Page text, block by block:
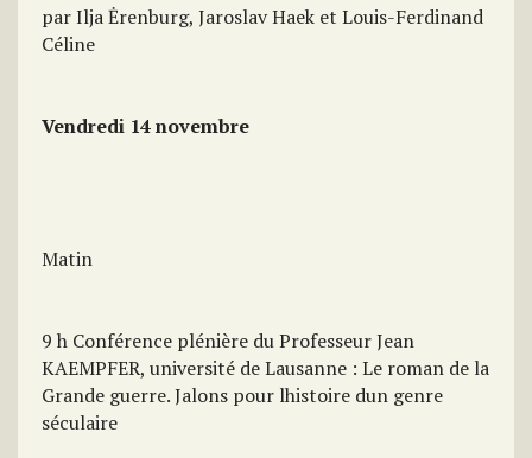
par Ilja Ėrenburg, Jaroslav Haek et Louis-Ferdinand
Céline
Vendredi 14 novembre
Matin
9 h Conférence plénière du Professeur Jean
KAEMPFER, université de Lausanne : Le roman de la
Grande guerre. Jalons pour lhistoire dun genre
séculaire